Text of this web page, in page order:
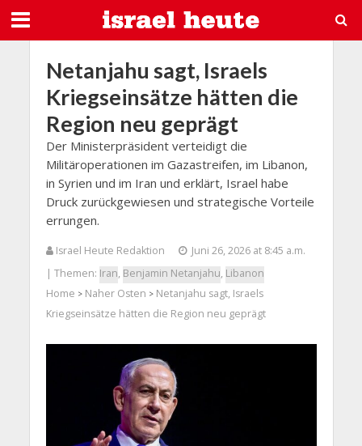
Netanjahu sagt, Israels
Kriegseinsätze hätten die
Region neu geprägt
Der Ministerpräsident verteidigt die
Militäroperationen im Gazastreifen, im Libanon,
in Syrien und im Iran und erklärt, Israel habe
Druck zurückgewiesen und strategische Vorteile
errungen.
Israel Heute Redaktion
Juni 26, 2026 at 8:45 a.m.
| Themen: Iran, Benjamin Netanjahu, Libanon
Home > Naher Osten > Netanjahu sagt, Israels
Kriegseinsätze hätten die Region neu geprägt